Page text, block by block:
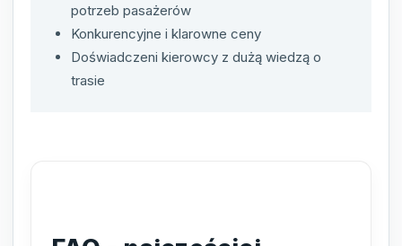
potrzeb pasażerów
Konkurencyjne i klarowne ceny
Doświadczeni kierowcy z dużą wiedzą o
trasie